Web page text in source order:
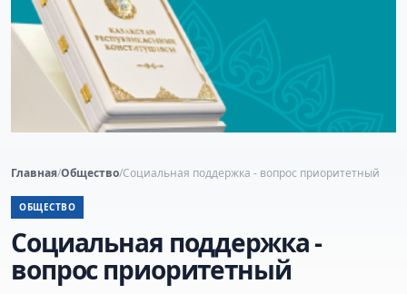
Главная/Общество/Социальная поддержка - вопрос приоритетный
ОБЩЕСТВО
Социальная поддержка -
вопрос приоритетный